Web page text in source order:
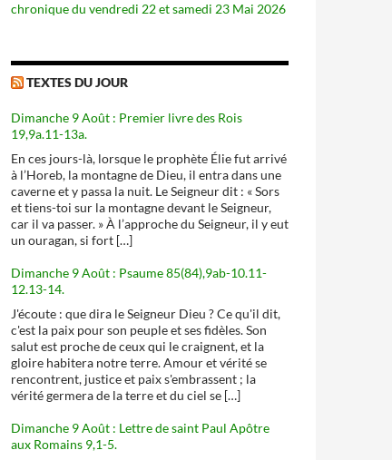
chronique du vendredi 22 et samedi 23 Mai 2026
TEXTES DU JOUR
Dimanche 9 Août : Premier livre des Rois
19,9a.11-13a.
En ces jours-là, lorsque le prophète Élie fut arrivé
à l’Horeb, la montagne de Dieu, il entra dans une
caverne et y passa la nuit. Le Seigneur dit : « Sors
et tiens-toi sur la montagne devant le Seigneur,
car il va passer. » À l’approche du Seigneur, il y eut
un ouragan, si fort […]
Dimanche 9 Août : Psaume 85(84),9ab-10.11-
12.13-14.
J'écoute : que dira le Seigneur Dieu ? Ce qu'il dit,
c'est la paix pour son peuple et ses fidèles. Son
salut est proche de ceux qui le craignent, et la
gloire habitera notre terre. Amour et vérité se
rencontrent, justice et paix s'embrassent ; la
vérité germera de la terre et du ciel se […]
Dimanche 9 Août : Lettre de saint Paul Apôtre
aux Romains 9,1-5.